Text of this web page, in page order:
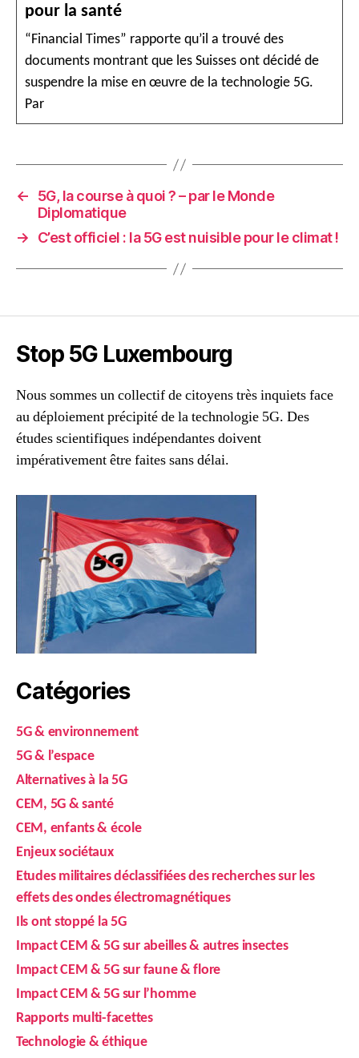
pour la santé
“Financial Times” rapporte qu’il a trouvé des
documents montrant que les Suisses ont décidé de
suspendre la mise en œuvre de la technologie 5G.
Par
←
5G, la course à quoi ? – par le Monde
Diplomatique
→
C’est officiel : la 5G est nuisible pour le climat !
Stop 5G Luxembourg
Nous sommes un collectif de citoyens très inquiets face
au déploiement précipité de la technologie 5G. Des
études scientifiques indépendantes doivent
impérativement être faites sans délai.
Catégories
5G & environnement
5G & l’espace
Alternatives à la 5G
CEM, 5G & santé
CEM, enfants & école
Enjeux sociétaux
Etudes militaires déclassifiées des recherches sur les
effets des ondes électromagnétiques
Ils ont stoppé la 5G
Impact CEM & 5G sur abeilles & autres insectes
Impact CEM & 5G sur faune & flore
Impact CEM & 5G sur l’homme
Rapports multi-facettes
Technologie & éthique